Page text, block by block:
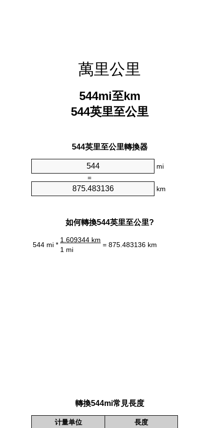
萬里公里
544mi至km
544英里至公里
544英里至公里轉換器
mi
=
km
如何轉換544英里至公里?
544 mi *
1.609344 km
= 875.483136 km
1 mi
轉換544mi常見長度
计量单位 長度